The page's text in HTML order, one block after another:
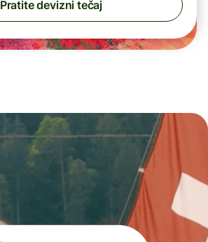
Pratite devizni tečaj